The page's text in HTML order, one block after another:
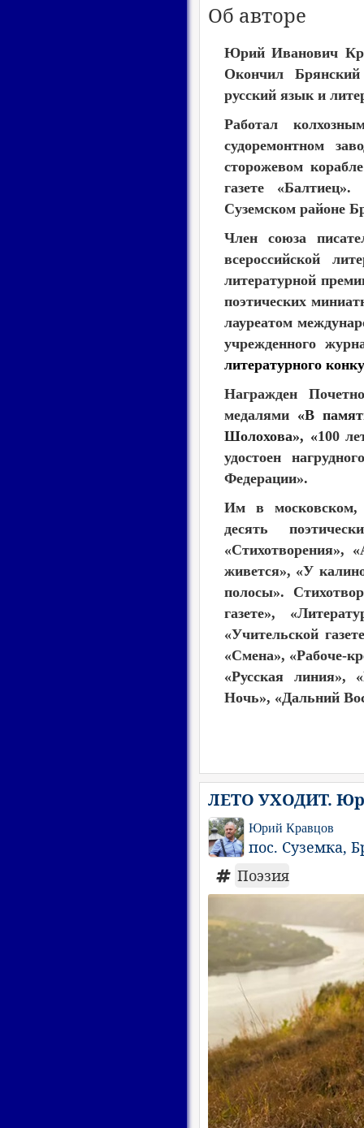
Об авторе
Юрий Иванович
Окончил Брянский
русский язык и
Работал
судоремонтном
сторожевом
газете
Суземском районе
Член союза
всероссийской
литературной
поэтических
лауреатом
учрежденного
литературного
Награжден
медалями «В
Шолохова», «100
удостоен
Федерации».
Им в московском,
десять
живется», «У
полосы».
газете»,
«Учительской
«Смена», «Рабоче-
«Русская линия»,
Ночь», «Дальний
ЛЕТО УХОДИТ.
Юрий Кравцов
пос. Суземка,
Поэзия